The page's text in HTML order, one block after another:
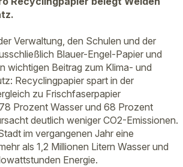
Verwaltung, den Schulen und der
Blauer-Engel-Papier und
wichtigen Beitrag zum Klima- und
Recyclingpapier spart in der
zu Frischfaserpapier
Prozent Wasser und 68 Prozent
deutlich weniger CO2-Emissionen.
im vergangenen Jahr eine
als 1,2 Millionen Litern Wasser und
Energie.